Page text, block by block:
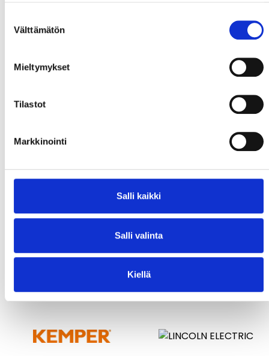
valinta
Välttämätön
Mieltymykset
Tilastot
Markkinointi
Salli kaikki
Salli valinta
Kiellä